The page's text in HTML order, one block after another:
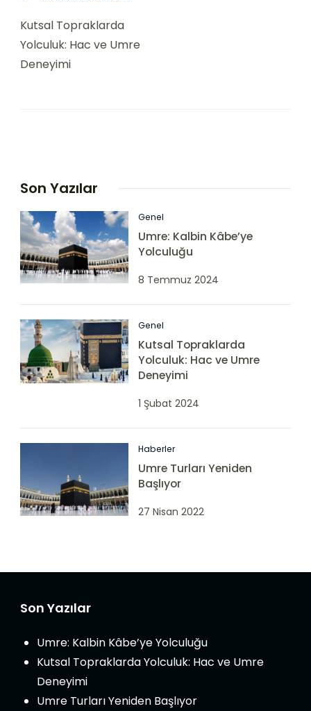
Navigation
Kutsal Topraklarda
Yolculuk: Hac ve Umre
Deneyimi
Son Yazılar
Genel
Umre: Kalbin Kâbe’ye
Yolculuğu
8 Temmuz 2024
Genel
Kutsal Topraklarda
Yolculuk: Hac ve Umre
Deneyimi
1 Şubat 2024
Haberler
Umre Turları Yeniden
Başlıyor
27 Nisan 2022
Son Yazılar
Umre: Kalbin Kâbe’ye Yolculuğu
Kutsal Topraklarda Yolculuk: Hac ve Umre
Deneyimi
Umre Turları Yeniden Başlıyor